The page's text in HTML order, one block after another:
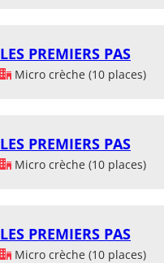
LES PREMIERS PAS
Micro crèche (10 places)
LES PREMIERS PAS
Micro crèche (10 places)
LES PREMIERS PAS
Micro crèche (10 places)